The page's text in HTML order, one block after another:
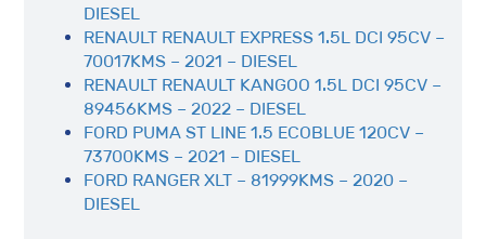
DIESEL
RENAULT RENAULT EXPRESS 1.5L DCI 95CV –
70017KMS – 2021 – DIESEL
RENAULT RENAULT KANGOO 1.5L DCI 95CV –
89456KMS – 2022 – DIESEL
FORD PUMA ST LINE 1.5 ECOBLUE 120CV –
73700KMS – 2021 – DIESEL
FORD RANGER XLT – 81999KMS – 2020 –
DIESEL